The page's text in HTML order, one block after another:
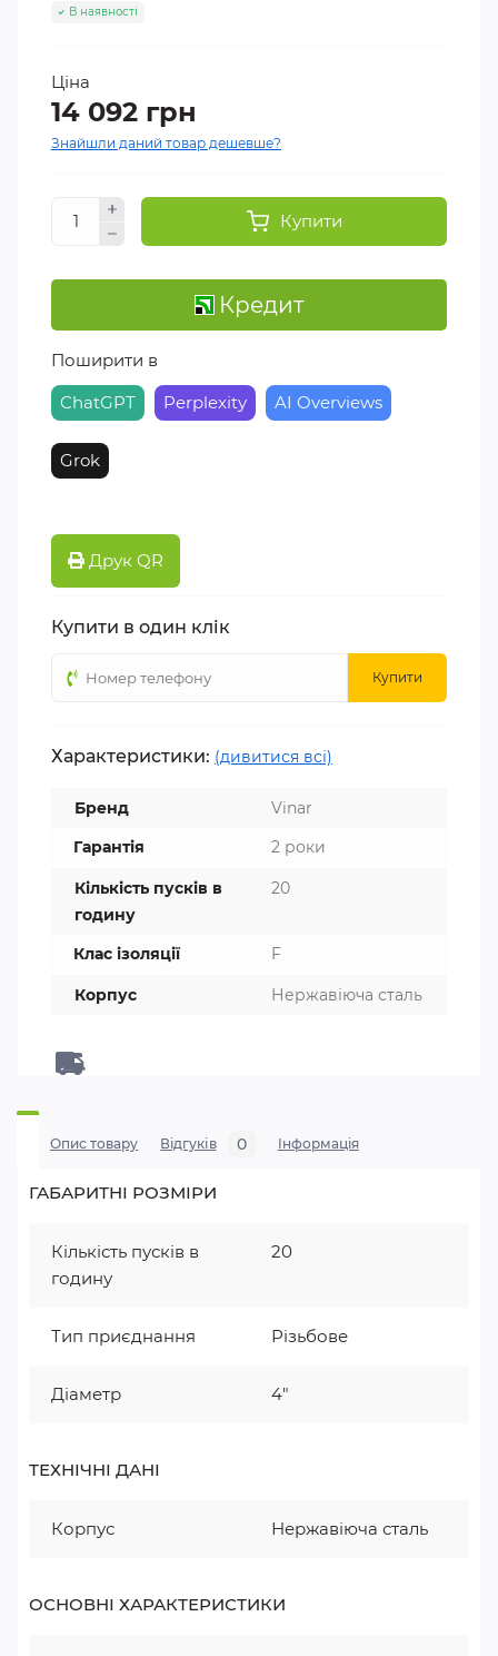
В наявності
Ціна
14 092 грн
Знайшли даний товар дешевше?
Купити
Кредит
Поширити в
ChatGPT
Perplexity AI Overviews
Grok
Друк QR
Купити в один клік
Купити
Характеристики: (дивитися всі)
Бренд
Vinar
Гарантія
2 роки
Кількість пусків в
годину
20
Клас ізоляції F
Корпус Нержавіюча сталь
Опис товару Відгуків 0 Iнформація
ГАБАРИТНІ РОЗМІРИ
Кількість пусків в
годину
20
Тип приєднання Різьбове
Діаметр 4"
ТЕХНІЧНІ ДАНІ
Корпус Нержавіюча сталь
ОСНОВНІ ХАРАКТЕРИСТИКИ